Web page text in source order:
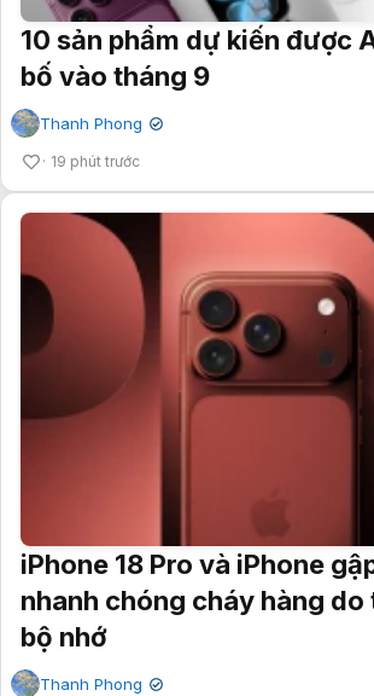
10 sản phẩm dự kiến được
bố vào tháng 9
Thanh Phong ✔
19 phút trước
iPhone 18 Pro và iPhone
nhanh chóng cháy hàng do
bộ nhớ
Thanh Phong ✔